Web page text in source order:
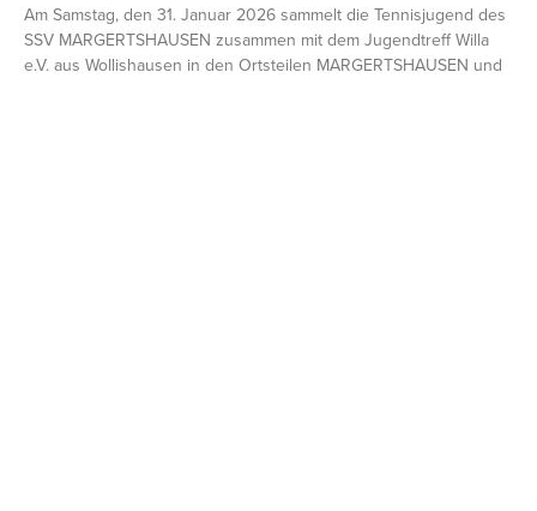
Am Samstag, den 31. Januar 2026 sammelt die Tennisjugend des
SSV MARGERTSHAUSEN zusammen mit dem Jugendtreff Willa
e.V. aus Wollishausen in den Ortsteilen MARGERTSHAUSEN und